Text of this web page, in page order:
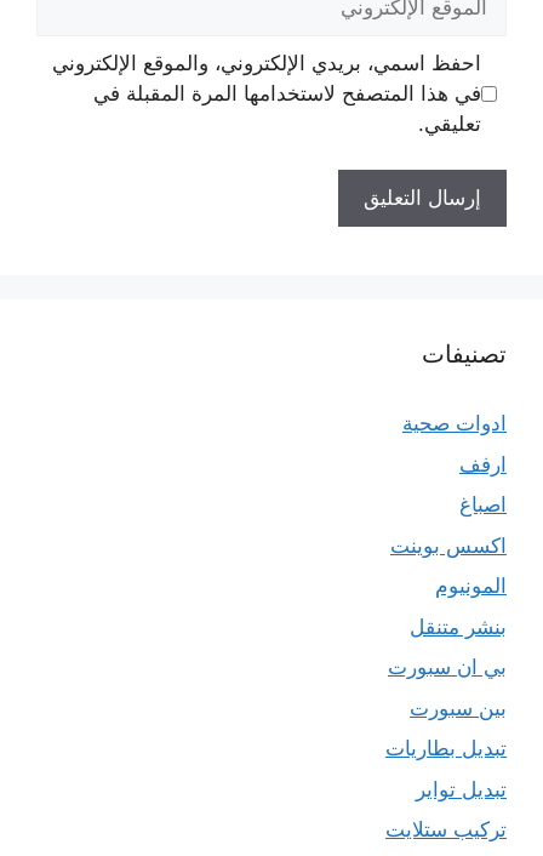
الإلكتروني
احفظ اسمي، بريدي الإلكتروني، والموقع الإلكتروني
في هذا المتصفح لاستخدامها المرة المقبلة في
تعليقي.
تصنيفات
ادوات صحية
ارفف
اصباغ
اكسس بوينت
المونيوم
بنشر متنقل
بي ان سبورت
بين سبورت
تبديل بطاريات
تبديل تواير
تركيب ستلايت